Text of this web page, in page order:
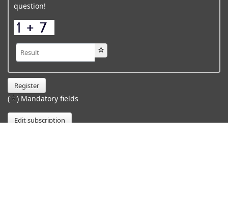
question!
Register
( ) Mandatory fields
Edit subscription